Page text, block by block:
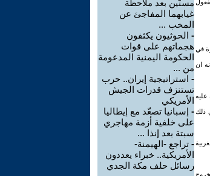
في
ان
عليه
ذلك
مسنّين بعد ملاحظة
غيابهما المفاجئ عن
المخب ...
- الحوثيون يكثفون
هجماتهم على قوات
الحكومة اليمنية المدعومة
من ...
- استراتيجية إيران.. حرب
تستنزف قدرات الجيش
الأمريكي
- إسبانيا تصعّد مع إيطاليا
على خلفية أزمة مهاجري
سبتة بعد إنذا ...
- تراجع -الهيمنة-
الأمريكية.. خبراء يعددون
رسائل حلف مكة الجدي